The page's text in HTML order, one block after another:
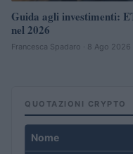
Guida agli investimenti:
nel 2026
Francesca Spadaro · 8 Ago 2026
QUOTAZIONI CRYPTO
Nome